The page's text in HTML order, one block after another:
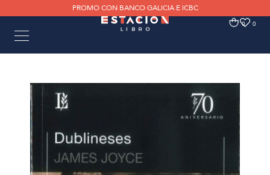
PROMO CON BANCO GALICIA E ICBC
0 0